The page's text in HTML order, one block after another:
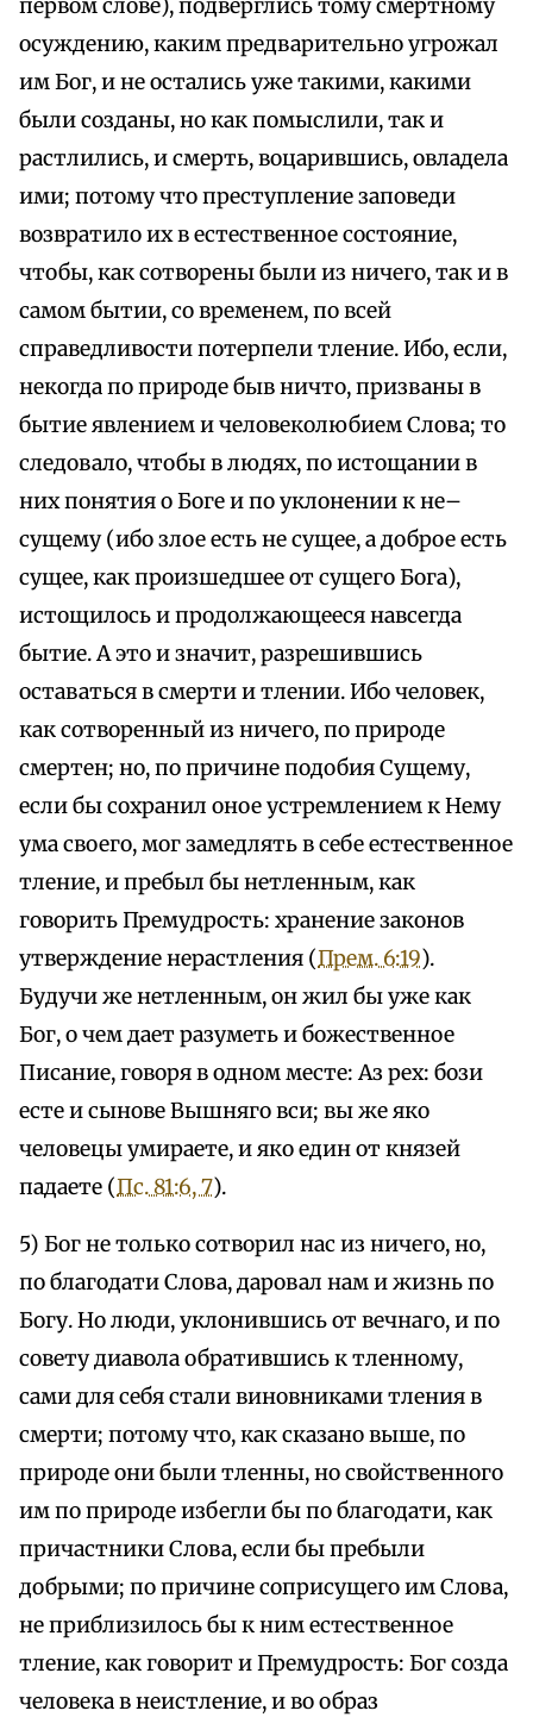
первом слове), подверглись тому смертному
осуждению, каким предварительно угрожал
им Бог, и не остались уже такими, какими
были созданы, но как помыслили, так и
растлились, и смерть, воцарившись, овладела
ими; потому что преступление заповеди
возвратило их в естественное состояние,
чтобы, как сотворены были из ничего, так и в
самом бытии, со временем, по всей
справедливости потерпели тление. Ибо, если,
некогда по природе быв ничто, призваны в
бытие явлением и человеколюбием Слова; то
следовало, чтобы в людях, по истощании в
них понятия о Боге и по уклонении к не–
сущему (ибо злое есть не сущее, а доброе есть
сущее, как произшедшее от сущего Бога),
истощилось и продолжающееся навсегда
бытие. А это и значит, разрешившись
оставаться в смерти и тлении. Ибо человек,
как сотворенный из ничего, по природе
смертен; но, по причине подобия Сущему,
если бы сохранил оное устремлением к Нему
ума своего, мог замедлять в себе естественное
тление, и пребыл бы нетленным, как
говорить Премудрость: хранение законов
утверждение нерастления (Прем. 6:19).
Будучи же нетленным, он жил бы уже как
Бог, о чем дает разуметь и божественное
Писание, говоря в одном месте: Аз рех: бози
есте и сынове Вышняго вси; вы же яко
человецы умираете, и яко един от князей
падаете (Пс. 81:6, 7).
5) Бог не только сотворил нас из ничего, но,
по благодати Слова, даровал нам и жизнь по
Богу. Но люди, уклонившись от вечнаго, и по
совету диавола обратившись к тленному,
сами для себя стали виновниками тления в
смерти; потому что, как сказано выше, по
природе они были тленны, но свойственного
им по природе избегли бы по благодати, как
причастники Слова, если бы пребыли
добрыми; по причине соприсущего им Слова,
не приблизилось бы к ним естественное
тление, как говорит и Премудрость: Бог созда
человека в неистление, и во образ